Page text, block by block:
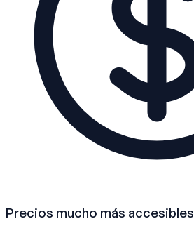
Precios mucho más accesibles